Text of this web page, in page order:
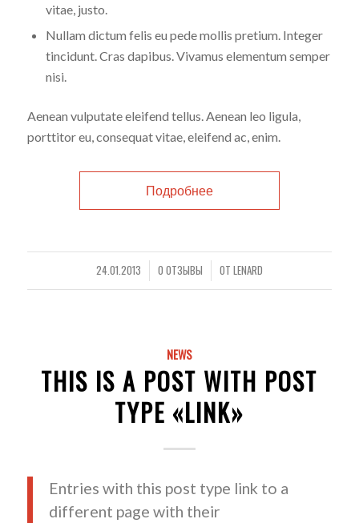
vitae, justo.
Nullam dictum felis eu pede mollis pretium. Integer
tincidunt. Cras dapibus. Vivamus elementum semper
nisi.
Aenean vulputate eleifend tellus. Aenean leo ligula,
porttitor eu, consequat vitae, eleifend ac, enim.
Подробнее
24.01.2013
/ 0 ОТЗЫВЫ
/ ОТ LENARD
NEWS
THIS IS A POST WITH POST
TYPE «LINK»
Entries with this post type link to a
different page with their